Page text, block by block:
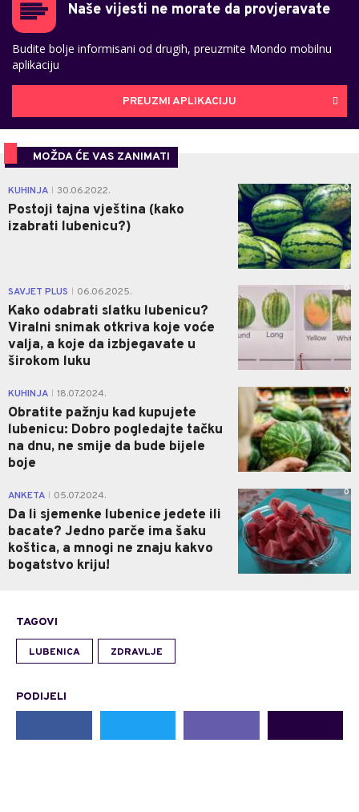
Naše vijesti ne morate da provjeravate
Budite bolje informisani od drugih, preuzmite Mondo mobilnu
aplikaciju
PREUZMI APLIKACIJU
MOŽDA ĆE VAS ZANIMATI
KUHINJA 30.06.2022.
Postoji tajna vještina (kako
izabrati lubenicu?)
0
SAVJET PLUS 06.06.2025.
Kako odabrati slatku lubenicu?
Viralni snimak otkriva koje voće
valja, a koje da izbjegavate u
širokom luku
0
KUHINJA 18.07.2024.
Obratite pažnju kad kupujete
lubenicu: Dobro pogledajte tačku
na dnu, ne smije da bude bijele
boje
0
ANKETA 05.07.2024.
Da li sjemenke lubenice jedete ili
bacate? Jedno parče ima šaku
koštica, a mnogi ne znaju kakvo
bogatstvo kriju!
0
TAGOVI
LUBENICA ZDRAVLJE
PODIJELI